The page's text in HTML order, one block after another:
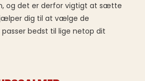
og det er derfor vigtigt at sætte
dig til at vælge de
bedst til lige netop dit